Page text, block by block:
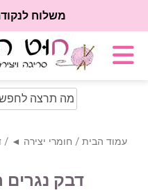
משלוח לנקודת
Search
for:
עמוד הבית / חומרי יצירה ◄ /
דבק נגרים חזק-